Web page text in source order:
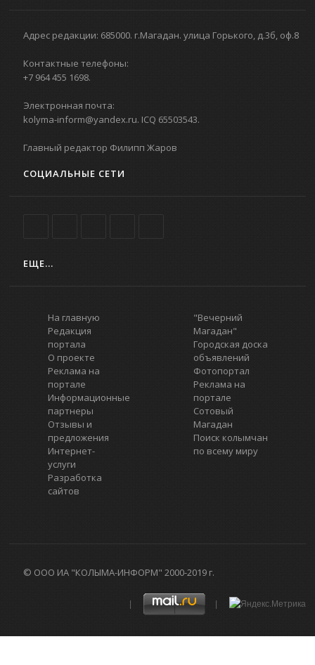
Адрес редакции: 685000. г.Магадан. улица Горького, д.3б, оф.8
Контактные телефоны:
+7 964 455 1698.
Электронная почта:
kolyma-inform@yandex.ru. ICQ 65503543.
Главный редактор Филипп Жаров
СОЦИАЛЬНЫЕ СЕТИ
ЕЩЕ...
На главную
Редакция
портала
О проекте
Реклама на
портале
Информационные
партнеры
Отзывы и
предложения
Интернет-
услуги
Разработка
сайтов
"Вечерний
Магадан"
Городская доска
объявлений
Фотопортал
Реклама на
портале
Сотовый
Магадан
Поиск колымчан
по всему миру
© ООО ИА "КОЛЫМА-ИНФОРМ" 2000-2019 г.